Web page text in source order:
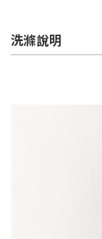
洗滌說明